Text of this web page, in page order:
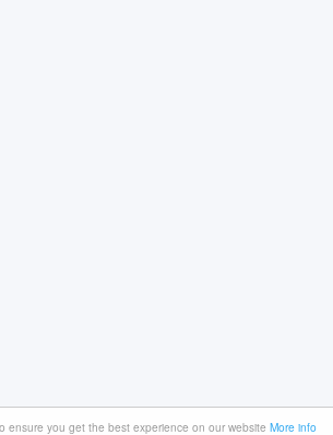
ensure you get the best experience on our website More info